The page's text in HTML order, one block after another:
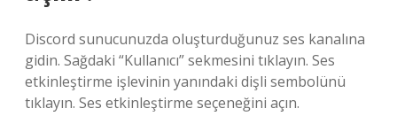
Discord sunucunuzda oluşturduğunuz ses kanalına
gidin. Sağdaki “Kullanıcı” sekmesini tıklayın. Ses
etkinleştirme işlevinin yanındaki dişli sembolünü
tıklayın. Ses etkinleştirme seçeneğini açın.